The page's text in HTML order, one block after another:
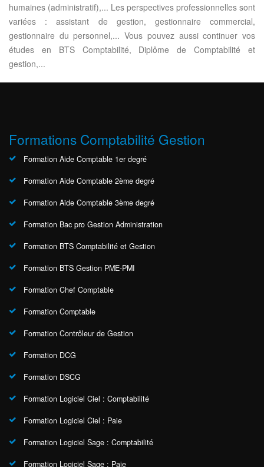
humaines (administratif),... Les perspectives professionnelles sont
variées : assistant de gestion, gestionnaire commercial,
gestionnaire du personnel,... Vous pouvez aussi continuer vos
études en BTS Comptabilité, Diplôme de Comptabilité et
gestion,...
Formations Comptabilité Gestion
Formation Aide Comptable 1er degré
Formation Aide Comptable 2ème degré
Formation Aide Comptable 3ème degré
Formation Bac pro Gestion Administration
Formation BTS Comptabilité et Gestion
Formation BTS Gestion PME-PMI
Formation Chef Comptable
Formation Comptable
Formation Contrôleur de Gestion
Formation DCG
Formation DSCG
Formation Logiciel Ciel : Comptabilité
Formation Logiciel Ciel : Paie
Formation Logiciel Sage : Comptabilité
Formation Logiciel Sage : Paie